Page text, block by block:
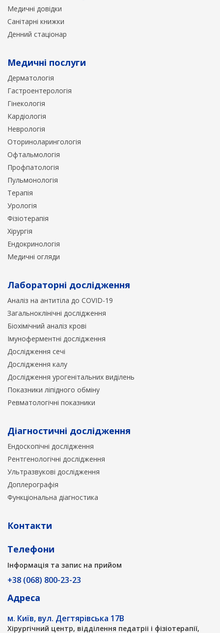
Медичні довідки
Санітарні книжки
Денний стаціонар
Медичні послуги
Дерматологія
Гастроентерологія
Гінекологія
Кардіологія
Неврологія
Оториноларингологія
Офтальмологія
Профпатологія
Пульмонологія
Терапія
Урологія
Фізіотерапія
Хірургія
Ендокринологія
Медичні огляди
Лабораторні дослідження
Аналіз на антитіла до COVID-19
Загальноклінічні дослідження
Біохімічний аналіз крові
Імуноферментні дослідження
Дослідження сечі
Дослідження калу
Дослідження урогенітальних виділень
Показники ліпідного обміну
Ревматологічні показники
Діагностичні дослідження
Ендоскопічні дослідження
Рентгенологічні дослідження
Ультразвукові дослідження
Доплерографія
Функціональна діагностика
Контакти
Телефони
Інформація та запис на прийом
+38 (068) 800-23-23
Адреса
м. Київ, вул. Дегтярівська 17В
Хірургічний центр, відділення педатріі і фізіотерапії,